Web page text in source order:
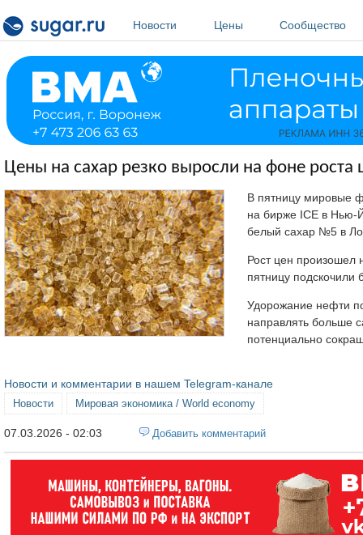
Новости
Цены Сообщество
Цены на сахар резко выросли на фоне роста
В пятницу мировые
на бирже ICE в Нью-
белый сахар №5 в
Рост цен
пятницу подскочили
Удорожание нефти
направлять больше
потенциально
Новости и комментарии в нашем Telegram-канале
Новости Мировая экономика / World economy
07.03.2026 - 02:03 Добавить комментарий